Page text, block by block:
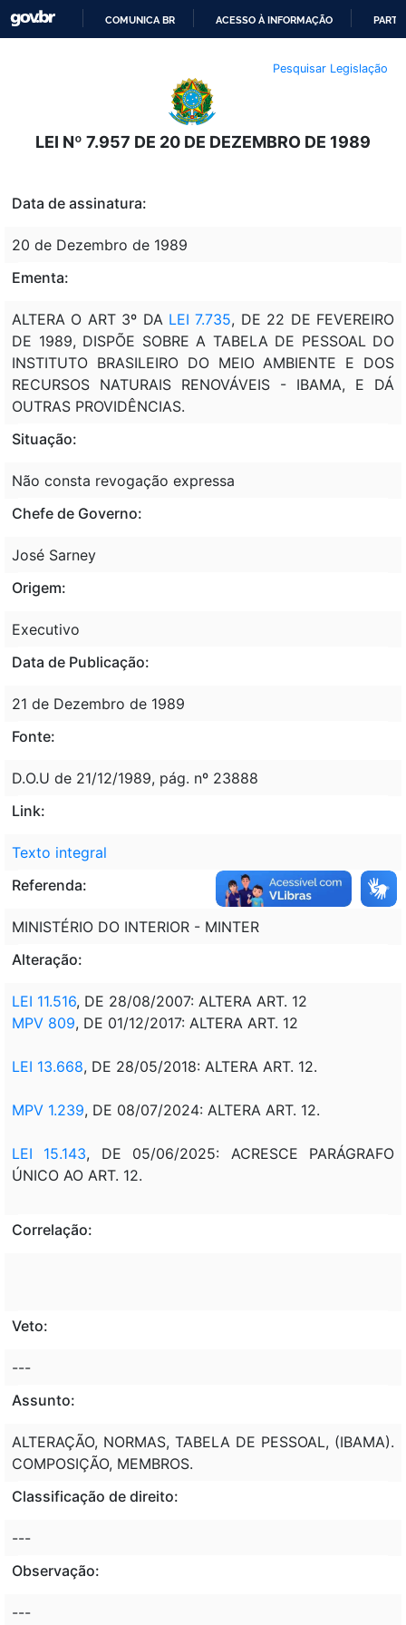
O
CONTEÚDO
COMUNICA BR ACESSO À INFORMAÇÃO
Pesquisar Legislação
LEI Nº 7.957 DE 20 DE DEZEMBRO DE 1989
Data de assinatura:
20 de Dezembro de 1989
Ementa:
ALTERA O ART 3º DA LEI 7.735, DE 22 DE FEVEREIRO
DE 1989, DISPÕE SOBRE A TABELA DE PESSOAL DO
INSTITUTO BRASILEIRO DO MEIO AMBIENTE E DOS
RECURSOS NATURAIS RENOVÁVEIS - IBAMA, E DÁ
OUTRAS PROVIDÊNCIAS.
Situação:
Não consta revogação expressa
Chefe de Governo:
José Sarney
Origem:
Executivo
Data de Publicação:
21 de Dezembro de 1989
Fonte:
D.O.U de 21/12/1989, pág. nº 23888
Link:
Texto integral
Referenda:
MINISTÉRIO DO INTERIOR - MINTER
Alteração:
LEI 11.516, DE 28/08/2007: ALTERA ART. 12
MPV 809, DE 01/12/2017: ALTERA ART. 12
LEI 13.668, DE 28/05/2018: ALTERA ART. 12.
MPV 1.239, DE 08/07/2024: ALTERA ART. 12.
LEI 15.143, DE 05/06/2025: ACRESCE PARÁGRAFO
ÚNICO AO ART. 12.
Correlação:
Veto:
---
Assunto:
ALTERAÇÃO, NORMAS, TABELA DE PESSOAL, (IBAMA).
COMPOSIÇÃO, MEMBROS.
Classificação de direito:
---
Observação:
---